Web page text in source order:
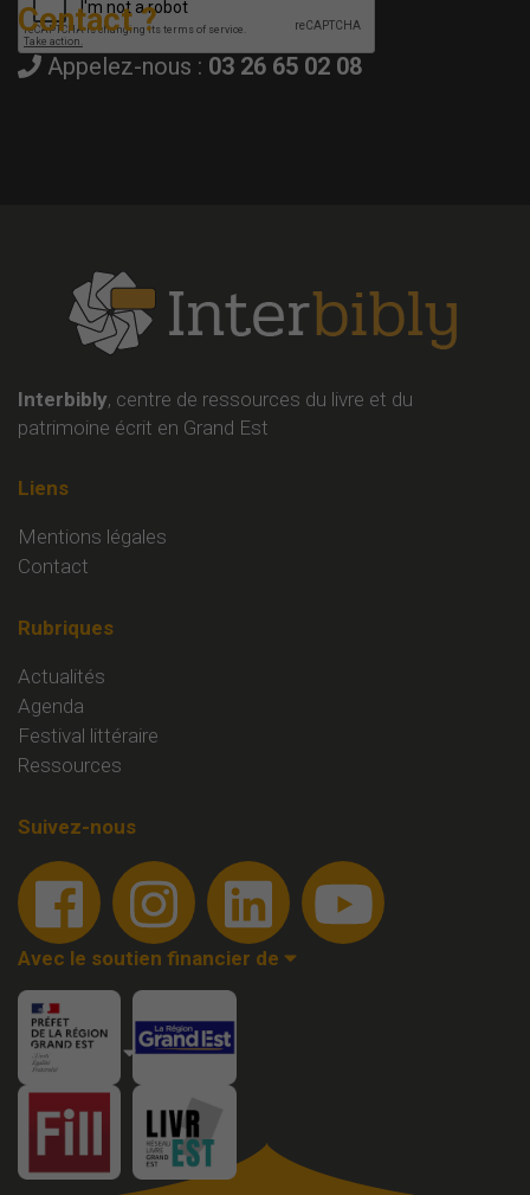
Contact ?
Appelez-nous : 03 26 65 02 08
Interbibly, centre de ressources du livre et du
patrimoine écrit en Grand Est
Liens
Mentions légales
Contact
Rubriques
Actualités
Agenda
Festival littéraire
Ressources
Suivez-nous
Avec le soutien financier de
Membre de